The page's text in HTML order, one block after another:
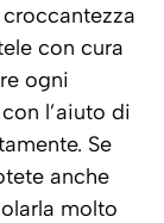
con cura
ogni
l’aiuto di
Se
anche
molto